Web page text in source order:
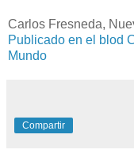
Carlos Fresneda,
Publicado en el blod
Mundo
Compartir